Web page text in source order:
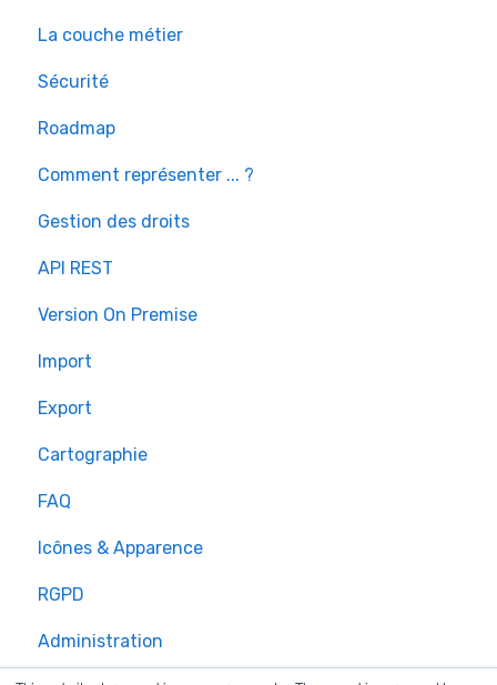
La couche métier
Sécurité
Roadmap
Comment représenter ... ?
Gestion des droits
API REST
Version On Premise
Import
Export
Cartographie
FAQ
Icônes & Apparence
RGPD
Administration